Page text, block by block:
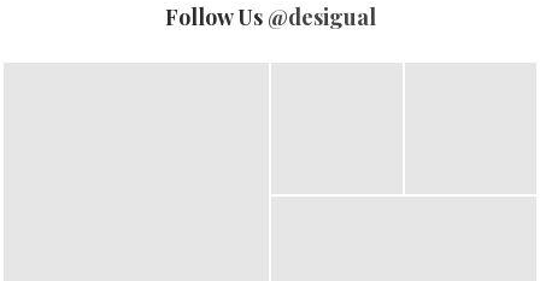
Follow Us @desigual